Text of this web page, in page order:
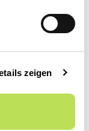
zeigen